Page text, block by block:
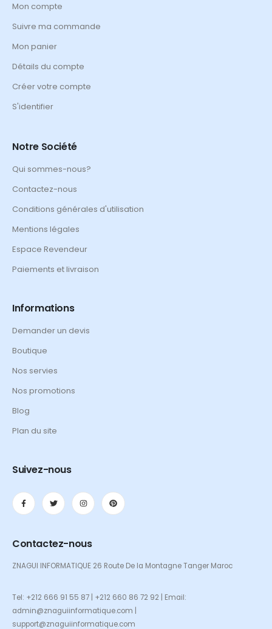
Mon compte
Suivre ma commande
Mon panier
Détails du compte
Créer votre compte
S'identifier
Notre Société
Qui sommes-nous?
Contactez-nous
Conditions générales d'utilisation
Mentions légales
Espace Revendeur
Paiements et livraison
Informations
Demander un devis
Boutique
Nos servies
Nos promotions
Blog
Plan du site
Suivez-nous
Contactez-nous
ZNAGUI INFORMATIQUE 26 Route De la Montagne Tanger Maroc
Tel: +212 666 91 55 87 | +212 660 86 72 92 | Email:
admin@znaguiinformatique.com |
support@znaguiinformatique.com